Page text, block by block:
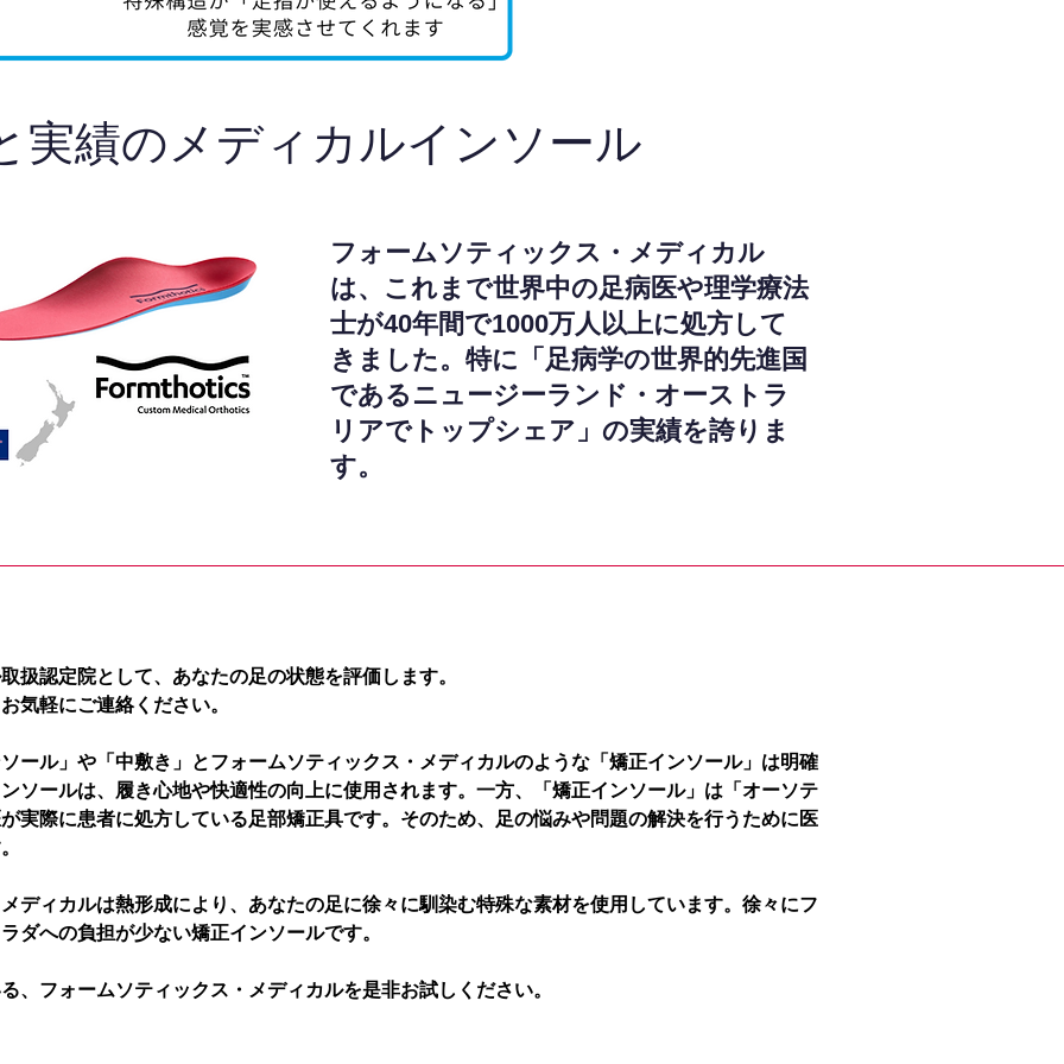
実績のメディカルインソール
フォームソティックス・メディカル
は、これまで世界中の足病医や理学療法
士が40年間で1000万人以上に処方して
きました。特に「足病学の世界的先進国
であるニュージーランド・オーストラ
リアでトップシェア」の実績を誇りま
す。
扱認定院として、あなたの足の状態を評価します。
気軽にご連絡ください。
ール」や「中敷き」とフォームソティックス・メディカルのような「矯正インソール」は明確
ソールは、履き心地や快適性の向上に使用されます。一方、「矯正インソール」は「オーソテ
実際に患者に処方している足部矯正具です。そのため、足の悩みや問題の解決を行うために医
ディカルは熱形成により、あなたの足に徐々に馴染む特殊な素材を使用しています。徐々にフ
ダへの負担が少ない矯正インソールです。
、フォームソティックス・メディカルを是非お試しください。